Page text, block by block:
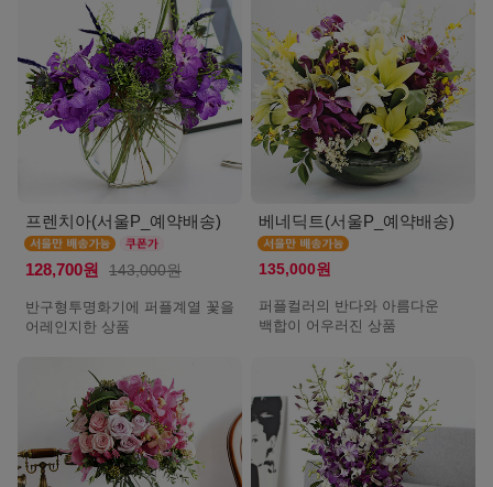
프렌치아(서울P_예약배송)
128,700원 143,000원
반구형투명화기에 퍼플계열 꽃을
어레인지한 상품
베네딕트(서울P_예약배송)
135,000원
퍼플컬러의 반다와 아름다운
백합이 어우러진 상품